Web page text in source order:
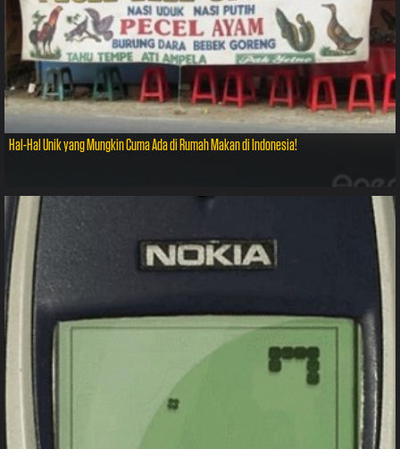
Hal-Hal Unik yang Mungkin Cuma Ada di Rumah Makan di Indonesia!